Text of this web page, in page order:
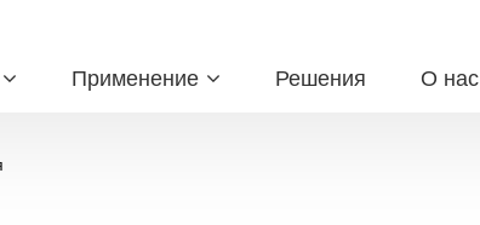
Применение Решения О нас